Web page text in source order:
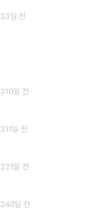
일 전
일 전
일 전
일 전
일 전